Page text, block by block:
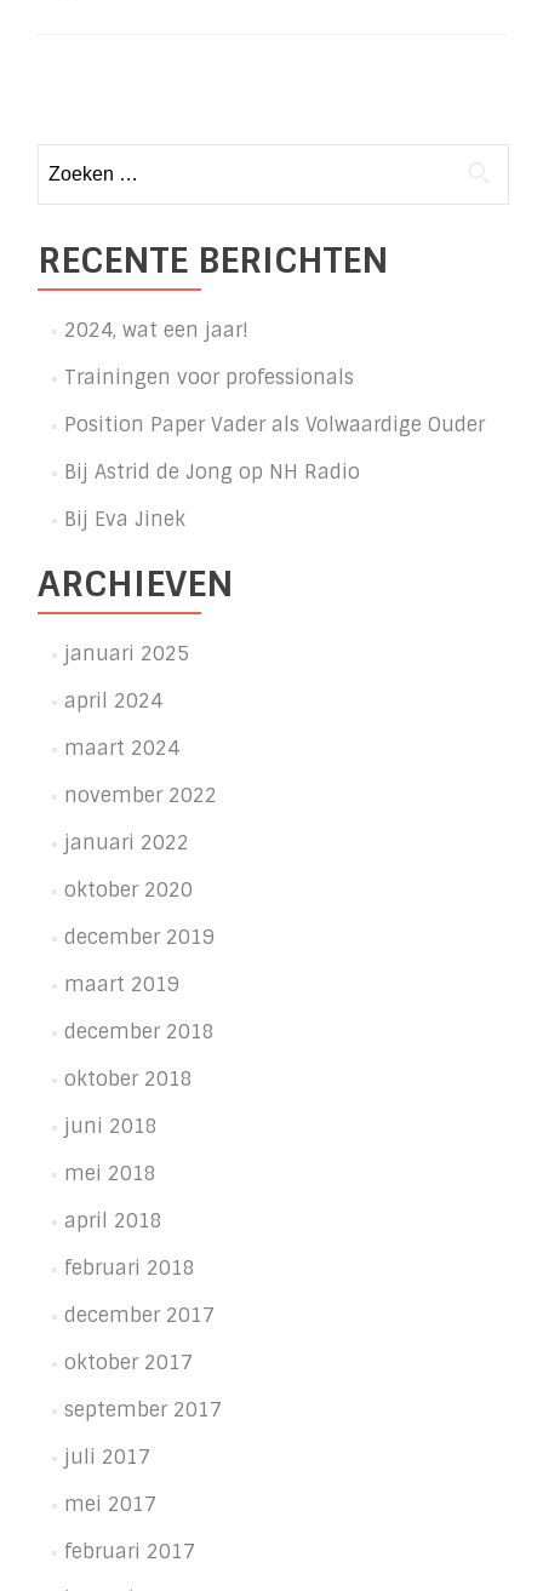
navigation
naar:
RECENTE BERICHTEN
2024, wat een jaar!
Trainingen voor professionals
Position Paper Vader als Volwaardige Ouder
Bij Astrid de Jong op NH Radio
Bij Eva Jinek
ARCHIEVEN
januari 2025
april 2024
maart 2024
november 2022
januari 2022
oktober 2020
december 2019
maart 2019
december 2018
oktober 2018
juni 2018
mei 2018
april 2018
februari 2018
december 2017
oktober 2017
september 2017
juli 2017
mei 2017
februari 2017